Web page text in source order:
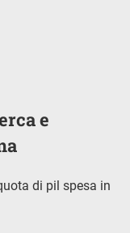
e
di pil spesa in